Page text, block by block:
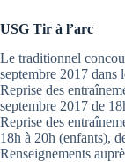
USG Tir à l’arc
Le traditionnel
septembre 2017 dans
Reprise des
septembre 2017 de
Reprise des
18h à 20h (enfants),
Renseignements